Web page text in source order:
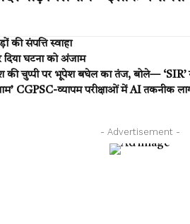
की संपत्ति स्वाहा
घटना को अंजाम
चुप्पी पर भूपेश बघेल का तंज, बोले— ‘SIR’
CGPSC-व्यापम परीक्षाओं में AI तकनीक
- Advertisement -